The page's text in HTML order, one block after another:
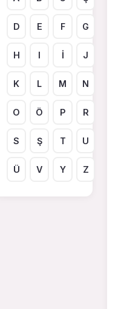
D E F G
H I İ J
K L M N
O Ö P R
S Ş T U
Ü V Y Z